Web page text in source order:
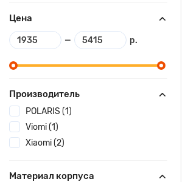
Цена
— р.
Производитель
POLARIS (1)
Viomi (1)
Xiaomi (2)
Материал корпуса